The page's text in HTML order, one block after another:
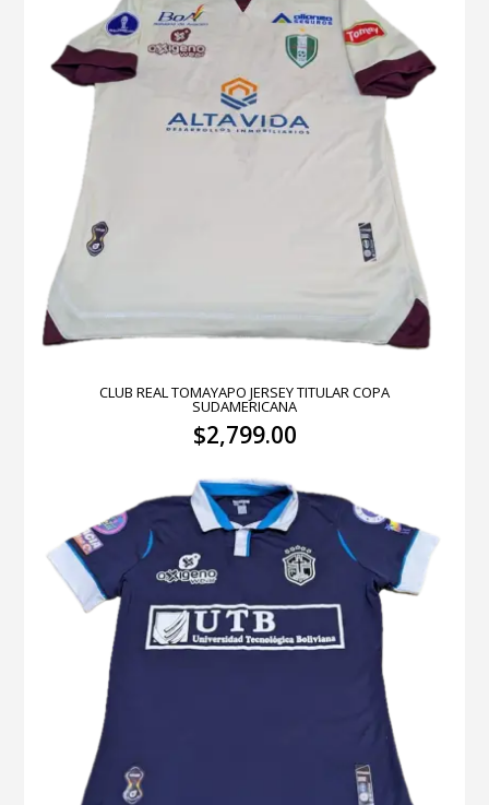
CLUB REAL TOMAYAPO JERSEY TITULAR COPA
SUDAMERICANA
$2,799.00